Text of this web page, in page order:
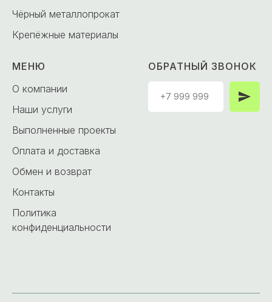
Чёрный металлопрокат
Крепёжные материалы
МЕНЮ
О компании
Наши услуги
Выполненные проекты
Оплата и доставка
Обмен и возврат
Контакты
Политика
конфиденциальности
ОБРАТНЫЙ ЗВОНОК